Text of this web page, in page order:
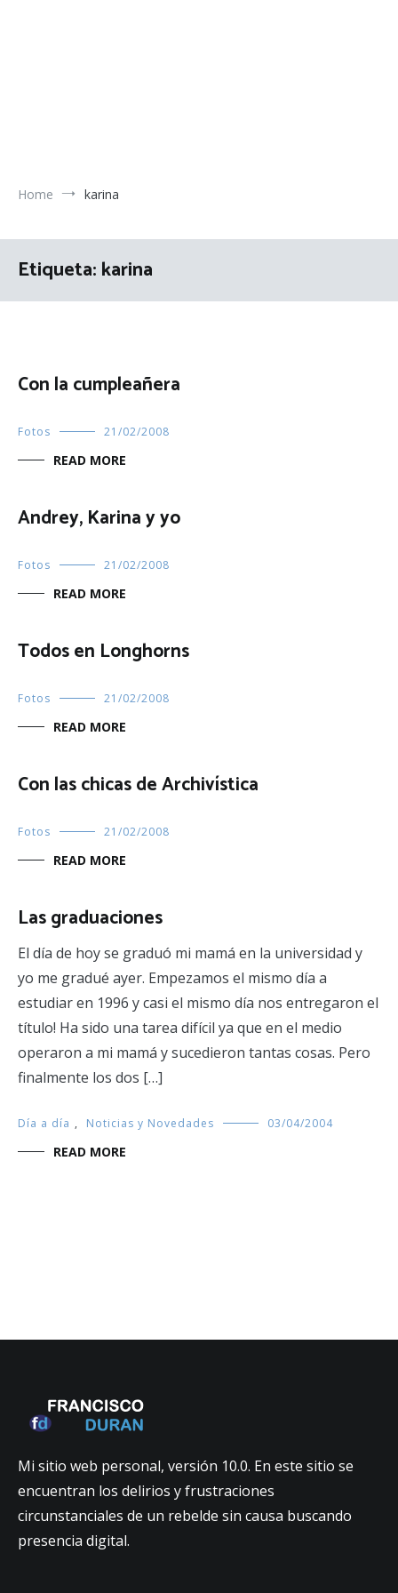
Home karina
Etiqueta:karina
Con la cumpleañera
Fotos 21/02/2008
READ MORE
Andrey, Karina y yo
Fotos 21/02/2008
READ MORE
Todos en Longhorns
Fotos 21/02/2008
READ MORE
Con las chicas de Archivística
Fotos 21/02/2008
READ MORE
Las graduaciones
El día de hoy se graduó mi mamá en la universidad y
yo me gradué ayer. Empezamos el mismo día a
estudiar en 1996 y casi el mismo día nos entregaron el
título! Ha sido una tarea difícil ya que en el medio
operaron a mi mamá y sucedieron tantas cosas. Pero
finalmente los dos […]
Día a día , Noticias y Novedades 03/04/2004
READ MORE
Mi sitio web personal, versión 10.0. En este sitio se
encuentran los delirios y frustraciones
circunstanciales de un rebelde sin causa buscando
presencia digital.